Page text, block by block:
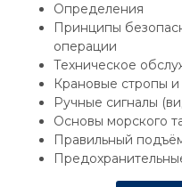
Определения
Принципы
операции
Техническое
Крановые стропы
Ручные сигналы
Основы морского
Правильный